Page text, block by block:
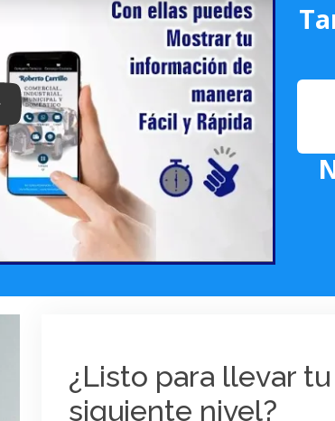
Keynote (Google I/O '18)
¿Listo para llevar
siguiente nivel?